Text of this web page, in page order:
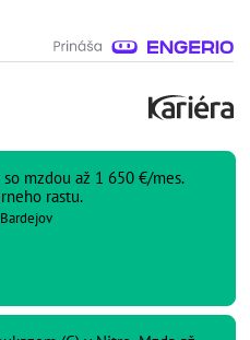
mzdou až 1 650 €/mes.
rastu.